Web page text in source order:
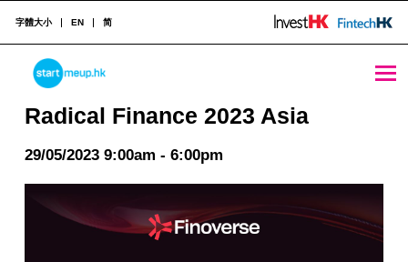
STARTMEUPHK
STARTMEUPHK FESTIVAL IS THE LEADING STARTUP AND INNOVATION CONFERENCE EVENT IN HONG KONG
字體大小 EN 简
Radical Finance 2023 Asia
29/05/2023 9:00am - 6:00pm